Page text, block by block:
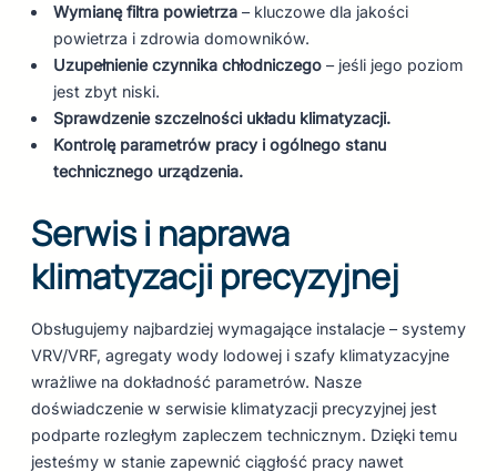
Wymianę filtra powietrza – kluczowe dla jakości
powietrza i zdrowia domowników.
Uzupełnienie czynnika chłodniczego – jeśli jego poziom
jest zbyt niski.
Sprawdzenie szczelności układu klimatyzacji.
Kontrolę parametrów pracy i ogólnego stanu
technicznego urządzenia.
Serwis i naprawa
klimatyzacji precyzyjnej
Obsługujemy najbardziej wymagające instalacje – systemy
VRV/VRF, agregaty wody lodowej i szafy klimatyzacyjne
wrażliwe na dokładność parametrów. Nasze
doświadczenie w serwisie klimatyzacji precyzyjnej jest
podparte rozległym zapleczem technicznym. Dzięki temu
jesteśmy w stanie zapewnić ciągłość pracy nawet